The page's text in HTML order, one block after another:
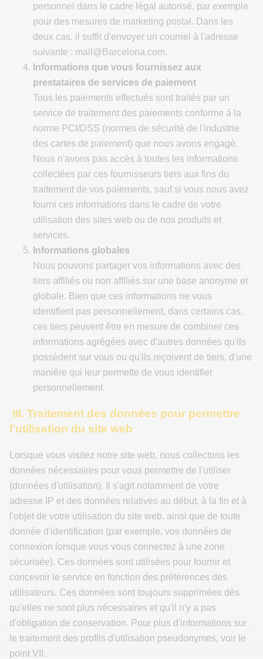
personnel dans le cadre légal autorisé, par exemple
pour des mesures de marketing postal. Dans les
deux cas, il suffit d'envoyer un courriel à l'adresse
suivante : mail@Barcelona.com.
Informations que vous fournissez aux
prestataires de services de paiement
Tous les paiements effectués sont traités par un
service de traitement des paiements conforme à la
norme PCI/DSS (normes de sécurité de l'industrie
des cartes de paiement) que nous avons engagé.
Nous n'avons pas accès à toutes les informations
collectées par ces fournisseurs tiers aux fins du
traitement de vos paiements, sauf si vous nous avez
fourni ces informations dans le cadre de votre
utilisation des sites web ou de nos produits et
services.
Informations globales
Nous pouvons partager vos informations avec des
tiers affiliés ou non affiliés sur une base anonyme et
globale. Bien que ces informations ne vous
identifient pas personnellement, dans certains cas,
ces tiers peuvent être en mesure de combiner ces
informations agrégées avec d'autres données qu'ils
possèdent sur vous ou qu'ils reçoivent de tiers, d'une
manière qui leur permette de vous identifier
personnellement.
III. Traitement des données pour permettre
l'utilisation du site web
Lorsque vous visitez notre site web, nous collectons les
données nécessaires pour vous permettre de l'utiliser
(données d'utilisation). Il s'agit notamment de votre
adresse IP et des données relatives au début, à la fin et à
l'objet de votre utilisation du site web, ainsi que de toute
donnée d'identification (par exemple, vos données de
connexion lorsque vous vous connectez à une zone
sécurisée). Ces données sont utilisées pour fournir et
concevoir le service en fonction des préférences des
utilisateurs. Ces données sont toujours supprimées dès
qu'elles ne sont plus nécessaires et qu'il n'y a pas
d'obligation de conservation. Pour plus d'informations sur
le traitement des profils d'utilisation pseudonymes, voir le
point VII.